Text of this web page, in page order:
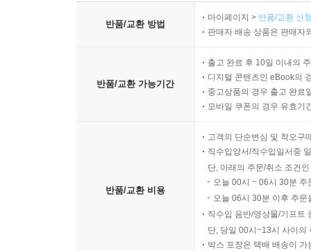
국가보다 자본이 우위에 선 신자유주의체제의
한편 백문임의 『브로맨스vs ‘형제’ 로맨스: 포
등장한 ‘남-남 케미’ 조합인 브로맨스를 통해
친밀하지만 성적이지 않은 남성들 사이의 관계
지적하며 언제든 이성애 규범적 헤게모니로 끌려
한국문학 내에서 남성성을 오혜진의 글 『누가
한국문학 장의 특징적 현상이라 할 수 있는 남성
그들이 ‘남성들의 이야기’라는 성별화된 표지를
한다고 지적한다. 87년 체제 이후 민주주의가
‘밥벌이의 아우라’를 제시했다. 이 과정에서 ‘약
근현대사의 주인공이 된다. 결국 한국문학의 주
반품/교환 방법
마이페이지 > 반품/교환 신
판매자 배송 상품은 판매자
반품/교환 가능기간
출고 완료 후 10일 이내의
디지털 콘텐츠인 eBook의
중고상품의 경우 출고 완료
모바일 쿠폰의 경우 유효기
반품/교환 비용
고객의 단순변심 및 착오구
직수입양서/직수입일서중
단, 아래의 주문/취소 조건
오늘 00시 ~ 06시 30분
오늘 06시 30분 이후 주
직수입 음반/영상물/기프트
단, 당일 00시~13시 사이의
박스 포장은 택배 배송이